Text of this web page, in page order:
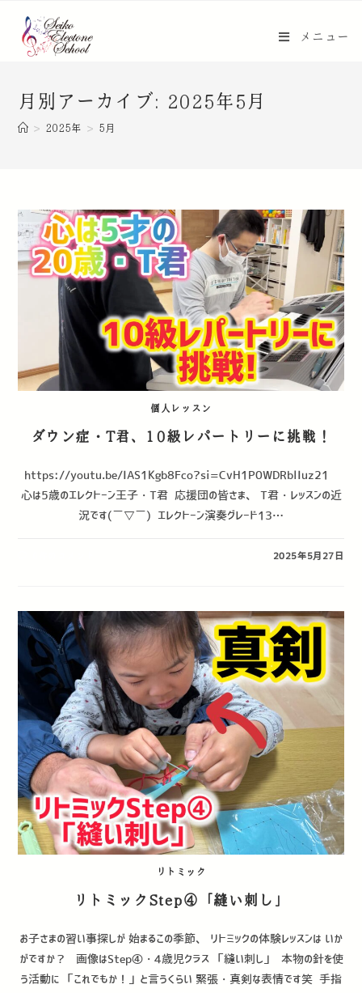
メニュー
月別アーカイブ: 2025年5月
> 2025年 > 5月
個人レッスン
ダウン症・T君、10級レパートリーに挑戦！
https://youtu.be/IAS1Kgb8Fco?si=CvH1P0WDRblIuz21 ⁡
心は5歳のエレクトーン王子・T君 ⁡ 応援団の皆さま、 T君・レッスンの近
況です(￣▽￣) ⁡ エレクトーン演奏グレード13…
2025年5月27日
リトミック
リトミックStep④「縫い刺し」
お子さまの習い事探しが 始まるこの季節、 リトミックの体験レッスンは いか
がですか？ ⁡ ⁡ 画像はStep④・4歳児クラス 「縫い刺し」 ⁡ 本物の針を使
う活動に 「これでもか！」と言うくらい 緊張・真剣な表情です笑 ⁡ 手指